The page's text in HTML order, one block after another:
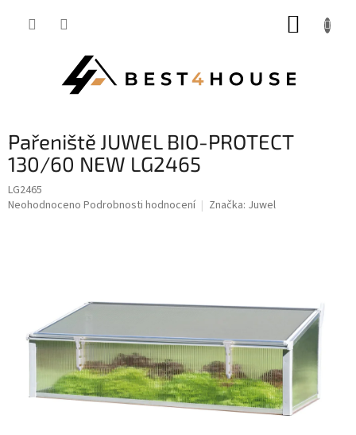
pařeniště JUWEL BIO-PROTECT
130/60 NEW LG2465
LG2465
Průměrné
Neohodnoceno Podrobnosti hodnocení Značka: Juwel